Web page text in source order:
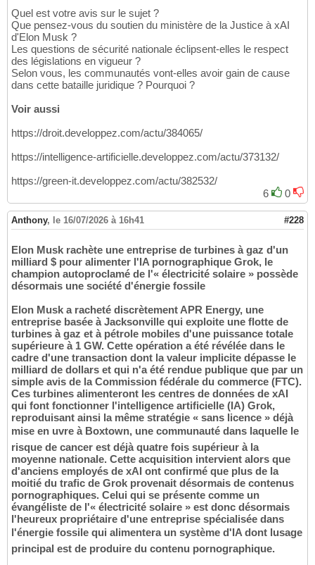
Quel est votre avis sur le sujet ?
Que pensez-vous du soutien du ministère de la Justice à xAI
d'Elon Musk ?
Les questions de sécurité nationale éclipsent-elles le respect
des législations en vigueur ?
Selon vous, les communautés vont-elles avoir gain de cause
dans cette bataille juridique ? Pourquoi ?
Voir aussi
https://droit.developpez.com/actu/384065/
https://intelligence-artificielle.developpez.com/actu/373132/
https://green-it.developpez.com/actu/382532/
6
0
Anthony, le 16/07/2026 à 16h41 #228
Elon Musk rachète une entreprise de turbines à gaz d'un
milliard $ pour alimenter l'IA pornographique Grok, le
champion autoproclamé de l'« électricité solaire » possède
désormais une société d'énergie fossile
Elon Musk a racheté discrètement APR Energy, une
entreprise basée à Jacksonville qui exploite une flotte de
turbines à gaz et à pétrole mobiles d'une puissance totale
supérieure à 1 GW. Cette opération a été révélée dans le
cadre d'une transaction dont la valeur implicite dépasse le
milliard de dollars et qui n'a été rendue publique que par un
simple avis de la Commission fédérale du commerce (FTC).
Ces turbines alimenteront les centres de données de xAI
qui font fonctionner l'intelligence artificielle (IA) Grok,
reproduisant ainsi la même stratégie « sans licence » déjà
mise en uvre à Boxtown, une communauté dans laquelle le
risque de cancer est déjà quatre fois supérieur à la
moyenne nationale. Cette acquisition intervient alors que
d'anciens employés de xAI ont confirmé que plus de la
moitié du trafic de Grok provenait désormais de contenus
pornographiques. Celui qui se présente comme un
évangéliste de l'« électricité solaire » est donc désormais
l'heureux propriétaire d'une entreprise spécialisée dans
l'énergie fossile qui alimentera un système d'IA dont lusage
principal est de produire du contenu pornographique.